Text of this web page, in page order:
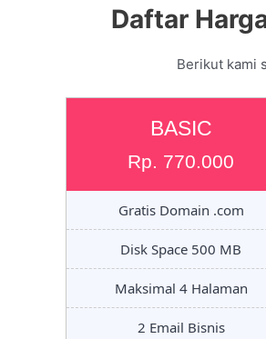
Daftar
Berikut kami
BASIC
Rp. 770.000
Gratis Domain .com
Disk Space 500 MB
Maksimal 4 Halaman
2 Email Bisnis